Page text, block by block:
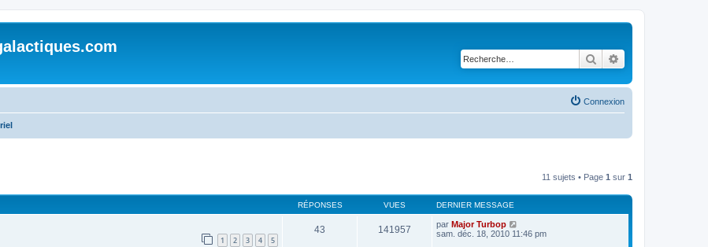
Rechercher
Connexion
11 sujets • Page 1 sur 1
RÉPONSES VUES DERNIER MESSAGE
1 2 3 4 5
43 141957 par Major Turbop
sam. déc. 18, 2010 11:46 pm